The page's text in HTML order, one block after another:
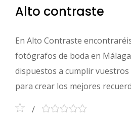
Alto contraste
En Alto Contraste
fotógrafos de boda en
dispuestos a cumplir
para crear los mejores